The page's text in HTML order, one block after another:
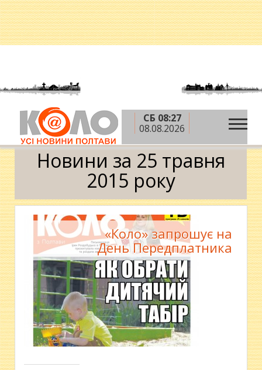
СБ 08:27
08.08.2026
Головна » 2015 рік » травень »25 травня
Календар
Новини за 25 травня
2015 року
«Коло» запрошує на
День Передплатника